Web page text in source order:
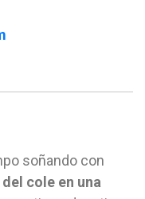
soñando con
cole en una